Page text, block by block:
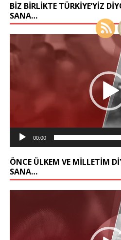
BIZ BIRLIKTE TÜRKIYE’YIZ
SANA…
oynatıcı
00:00
ÖNCE ÜLKEM VE MILLETIM
SANA…